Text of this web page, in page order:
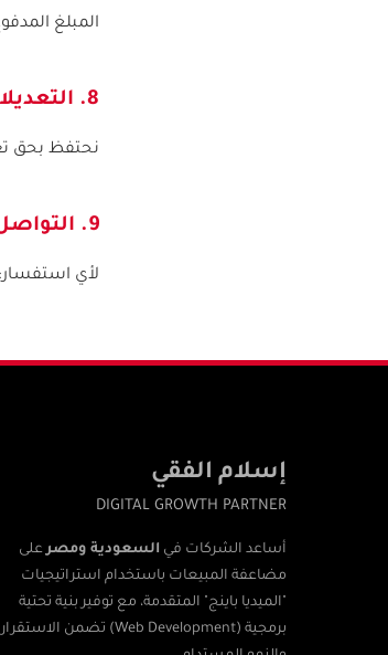
المبلغ
8. التعديلات
نحتفظ بحق
9. التواصل
لأي
إسلام الفقي
DIGITAL GROWTH PARTNER
أساعد الشركات في السعودية ومصرعلى
مضاعفة المبيعات باستخدام استراتيجيات
"الميديا باينج" المتقدمة، مع توفير بنية تحتية
برمجية (Web Development) تضمن الاستقرار